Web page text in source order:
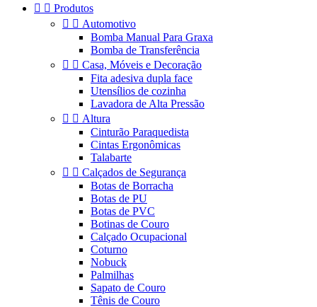
  Produtos
  Automotivo
Bomba Manual Para Graxa
Bomba de Transferência
  Casa, Móveis e Decoração
Fita adesiva dupla face
Utensílios de cozinha
Lavadora de Alta Pressão
  Altura
Cinturão Paraquedista
Cintas Ergonômicas
Talabarte
  Calçados de Segurança
Botas de Borracha
Botas de PU
Botas de PVC
Botinas de Couro
Calçado Ocupacional
Coturno
Nobuck
Palmilhas
Sapato de Couro
Tênis de Couro